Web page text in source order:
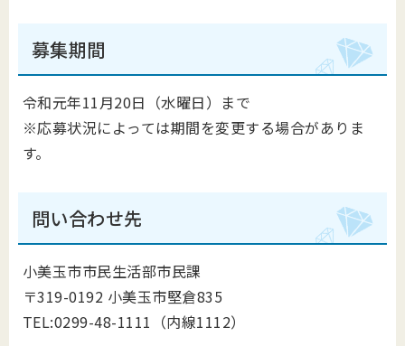
募集期間
令和元年11月20日（水曜日）まで
※応募状況によっては期間を変更する場合がありま
す。
問い合わせ先
小美玉市市民生活部市民課
〒319-0192 小美玉市堅倉835
TEL:0299-48-1111（内線1112）